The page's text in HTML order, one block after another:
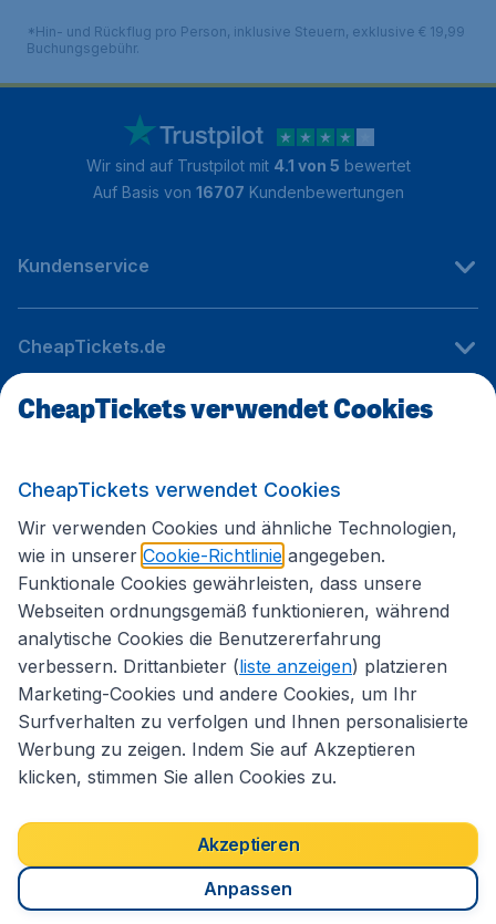
*Hin- und Rückflug pro Person, inklusive Steuern, exklusive € 19,99
Buchungsgebühr.
Wir sind auf Trustpilot mit 4.1 von 5 bewertet
Auf Basis von 16707 Kundenbewertungen
Kundenservice
CheapTickets.de
Internationale Webseiten
Folgen Sie uns:
Allgemeine Geschäftsbedingungen
Cookies
Copyright © 2026
CheapTickets verwendet Cookies
CheapTickets verwendet Cookies
Wir verwenden Cookies und ähnliche Technologien,
wie in unserer Cookie-Richtlinie angegeben.
Funktionale Cookies gewährleisten, dass unsere
Webseiten ordnungsgemäß funktionieren, während
analytische Cookies die Benutzererfahrung
verbessern. Drittanbieter (liste anzeigen) platzieren
Marketing-Cookies und andere Cookies, um Ihr
Surfverhalten zu verfolgen und Ihnen personalisierte
Werbung zu zeigen. Indem Sie auf Akzeptieren
klicken, stimmen Sie allen Cookies zu.
Akzeptieren
Anpassen